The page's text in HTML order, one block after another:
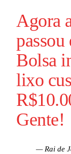
Agora
Bolsa
lixo
Gente!
— Rai de